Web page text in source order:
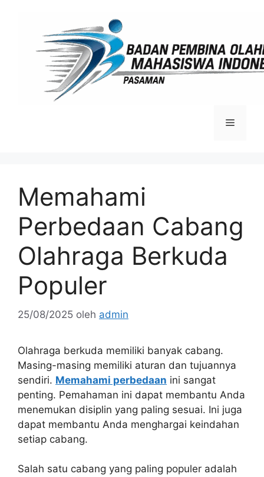
Menu
Memahami
Perbedaan Cabang
Olahraga Berkuda
Populer
25/08/2025 oleh admin
Olahraga berkuda memiliki banyak cabang.
Masing-masing memiliki aturan dan tujuannya
sendiri. Memahami perbedaan ini sangat
penting. Pemahaman ini dapat membantu Anda
menemukan disiplin yang paling sesuai. Ini juga
dapat membantu Anda menghargai keindahan
setiap cabang.
Salah satu cabang yang paling populer adalah